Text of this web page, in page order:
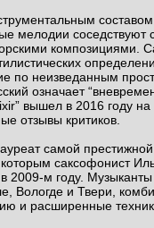
мелодии соседствуют
композициями.
по неизведанным
означает
вышел в 2016 году на
отзывы критиков.
самой
саксофонист
2009-м году.
Вологде и Твери,
и расширенные